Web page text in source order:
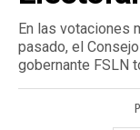
En las votaciones
pasado, el
gobernante FSLN